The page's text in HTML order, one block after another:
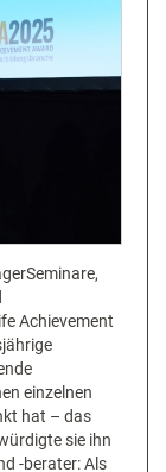
Achievement
einzelnen
hat – das
sie ihn
-berater: Als